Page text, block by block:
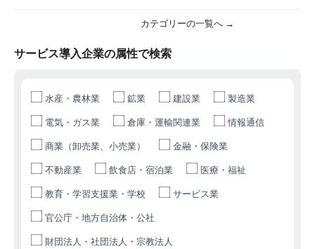
カテゴリーの一覧へ →
サービス導入企業の属性で検索
水産・農林業 鉱業 建設業 製造業
電気・ガス業 倉庫・運輸関連業 情報通信
商業（卸売業、小売業） 金融・保険業
不動産業 飲食店・宿泊業 医療・福祉
教育・学習支援業・学校 サービス業
官公庁・地方自治体・公社
財団法人・社団法人・宗教法人